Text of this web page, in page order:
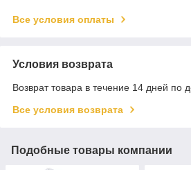
Все условия оплаты
Условия возврата
Возврат товара в течение 14 дней по
Все условия возврата
Подобные товары компании